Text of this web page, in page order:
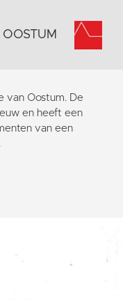
OOSTUM
van Oostum. De
en heeft een
van een